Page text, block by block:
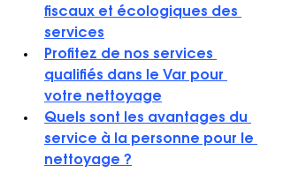
fiscaux et écologiques des
services
Profitez de nos services
qualifiés dans le Var pour
votre nettoyage
Quels sont les avantages du
service à la personne pour le
nettoyage ?